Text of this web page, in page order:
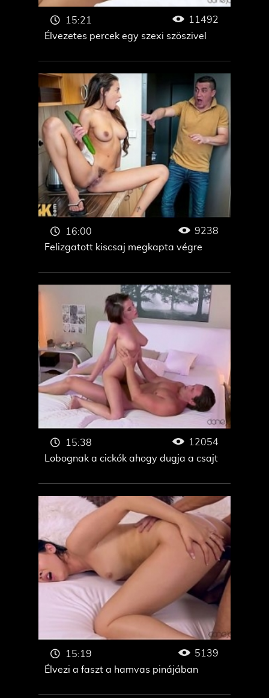
Élvezetes percek egy szexi szöszivel
15:21 11492
Felizgatott kiscsaj megkapta végre
16:00 9238
Lobognak a cickók ahogy dugja a csajt
15:38 12054
Élvezi a faszt a hamvas pinájában
15:19 5139